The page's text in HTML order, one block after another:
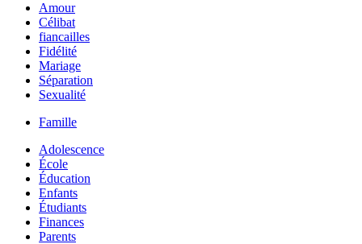
Amour
Célibat
fiancailles
Fidélité
Mariage
Séparation
Sexualité
Famille
Adolescence
École
Éducation
Enfants
Étudiants
Finances
Parents